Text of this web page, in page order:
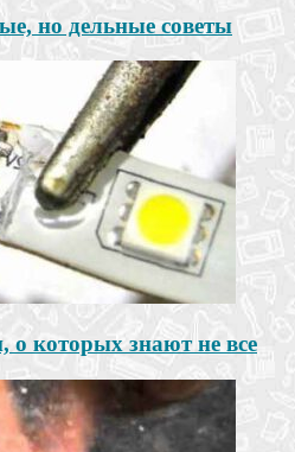
но дельные советы
о которых знают не все